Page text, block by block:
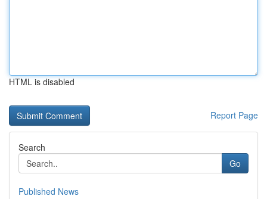
HTML is disabled
Report Page
Search
Go
Published News